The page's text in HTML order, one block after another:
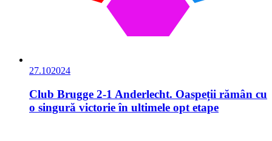
27.102024
Club Brugge 2-1 Anderlecht. Oaspeții rămân cu
o singură victorie în ultimele opt etape